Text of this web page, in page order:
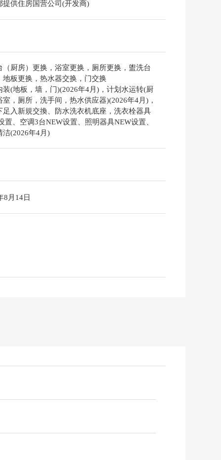
提供住房国营公司(开发商)
（厨房）更换，浴室更换，厕所更换，盥洗台
地板更换，热水器交换，门交换
装(地板，墙，门)(2026年4月)，计划水运转(厨
室，厕所，洗手间，热水供应器)(2026年4月)，
足入新規交換、防水洗衣机底座，洗衣栓器具
置、空调3台NEW设置、照明器具NEW设置、
洁(2026年4月)
8月14日